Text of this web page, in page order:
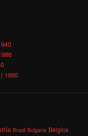
1995
Brasil Bulgaria Bélgica